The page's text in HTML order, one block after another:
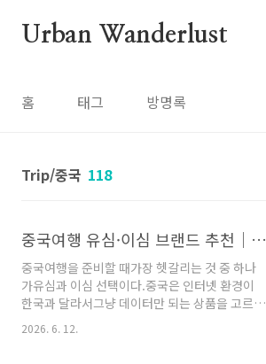
Urban Wanderlust
홈 태그 방명록
Trip/중국 118
중국여행 유심·이심 브랜드 추천｜카카오톡·유튜브·구글 사용 가능한 상품 고르는 법
중국여행을 준비할 때가장 헷갈리는 것 중 하나
가유심과 이심 선택이다.중국은 인터넷 환경이
한국과 달라서그냥 데이터만 되는 상품을 고르면
현지에서 불편할 수 있다.특히 중요한 건카카오
톡, 유튜브, 구글, 인스타그램이정상적으로 되는
2026. 6. 12.